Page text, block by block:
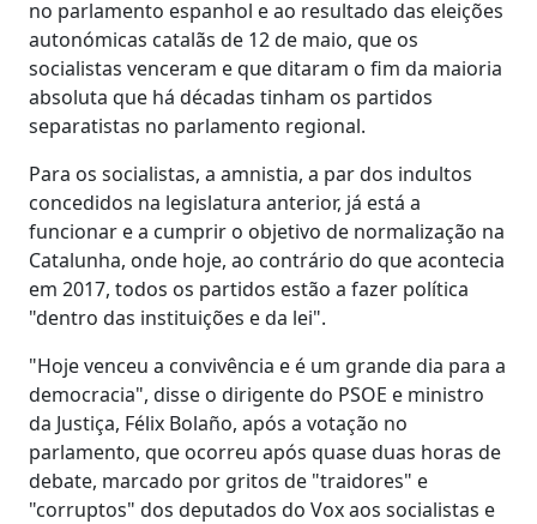
no parlamento espanhol e ao resultado das eleições
autonómicas catalãs de 12 de maio, que os
socialistas venceram e que ditaram o fim da maioria
absoluta que há décadas tinham os partidos
separatistas no parlamento regional.
Para os socialistas, a amnistia, a par dos indultos
concedidos na legislatura anterior, já está a
funcionar e a cumprir o objetivo de normalização na
Catalunha, onde hoje, ao contrário do que acontecia
em 2017, todos os partidos estão a fazer política
"dentro das instituições e da lei".
"Hoje venceu a convivência e é um grande dia para a
democracia", disse o dirigente do PSOE e ministro
da Justiça, Félix Bolaño, após a votação no
parlamento, que ocorreu após quase duas horas de
debate, marcado por gritos de "traidores" e
"corruptos" dos deputados do Vox aos socialistas e